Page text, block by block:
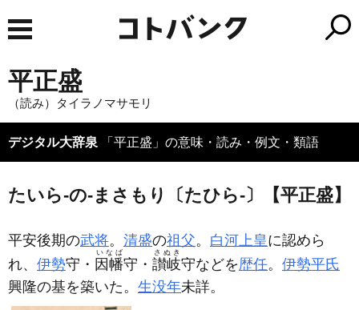
平正盛
（読み）タイラノマサモリ
デジタル大辞泉 「平正盛」の意味・読み・例文・類語
たいら‐の‐まさもり〔たひら‐〕【平正盛】
平安後期の武将。 清盛の祖父。 白河上皇に認めら
れ、 伊勢守・ 因幡
いなば
守・ 讃岐
さぬき
守などを歴任。 伊勢平氏
興隆の基を築いた。 生没年未詳。